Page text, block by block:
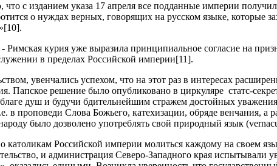
с изданием указа 17 апреля все подданные империи
о нуждах верных, говорящих на русском языке, которые
Римская курия уже выразила принципиальное согласие на
в пределах Российской империи[11].
увенчались успехом, что на этот раз в интересах
Папское решение было опубликовано в циркуляре статс-
душ и будучи бдительнейшим стражем достойных
в проповеди Слова Божьего, катехизации, обряде венчания,
было дозволено употреблять свой природный язык
католикам Российской империи молиться каждому на своем
и администрация Северо-Западного края испытывали